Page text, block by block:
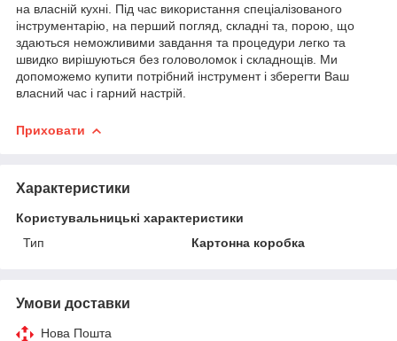
на власній кухні. Під час використання спеціалізованого
інструментарію, на перший погляд, складні та, порою, що
здаються неможливими завдання та процедури легко та
швидко вирішуються без головоломок і складнощів. Ми
допоможемо купити потрібний інструмент і зберегти Ваш
власний час і гарний настрій.
Приховати
Характеристики
Користувальницькі характеристики
Тип
Картонна коробка
Умови доставки
Нова Пошта